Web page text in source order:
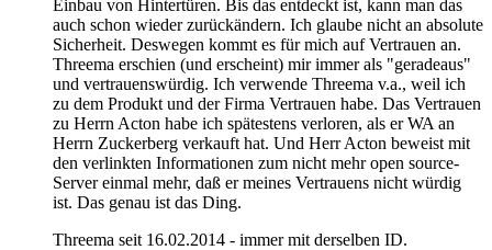
Einbau von Hintertüren. Bis das entdeckt ist, kann man das
auch schon wieder zurückändern. Ich glaube nicht an absolute
Sicherheit. Deswegen kommt es für mich auf Vertrauen an.
Threema erschien (und erscheint) mir immer als "geradeaus"
und vertrauenswürdig. Ich verwende Threema v.a., weil ich
zu dem Produkt und der Firma Vertrauen habe. Das Vertrauen
zu Herrn Acton habe ich spätestens verloren, als er WA an
Herrn Zuckerberg verkauft hat. Und Herr Acton beweist mit
den verlinkten Informationen zum nicht mehr open source-
Server einmal mehr, daß er meines Vertrauens nicht würdig
ist. Das genau ist das Ding.
Threema seit 16.02.2014 - immer mit derselben ID.